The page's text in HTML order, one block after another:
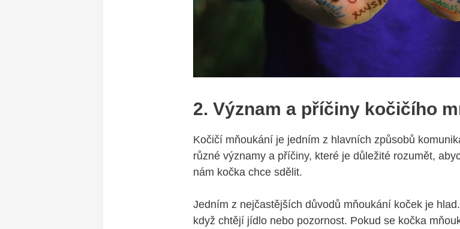
2. Význam a příčiny kočičího
Kočičí mňoukání je jedním z hlavních způsobů
různé významy a příčiny, které je důležité rozumět,
nám kočka chce sdělit.
Jedním z nejčastějších důvodů mňoukání koček je
když chtějí jídlo nebo pozornost. Pokud se kočka